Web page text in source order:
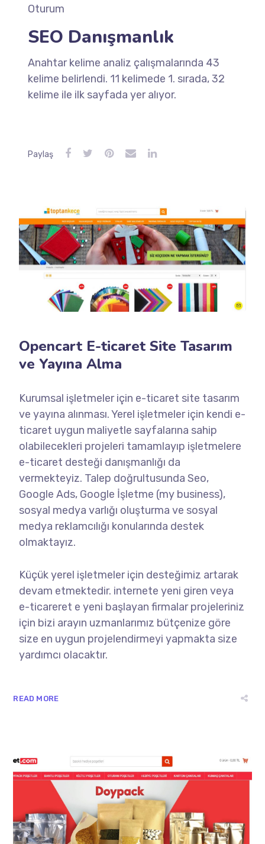
Oturum
SEO Danışmanlık
Anahtar kelime analiz çalışmalarında 43
kelime belirlendi. 11 kelimede 1. sırada, 32
kelime ile ilk sayfada yer alıyor.
Paylaş
Opencart E-ticaret Site Tasarım
ve Yayına Alma
Kurumsal işletmeler için e-ticaret site tasarım
ve yayına alınması. Yerel işletmeler için kendi e-
ticaret uygun maliyetle sayfalarına sahip
olabilecekleri projeleri tamamlayıp işletmelere
e-ticaret desteği danışmanlığı da
vermekteyiz. Talep doğrultusunda Seo,
Google Ads, Google İşletme (my business),
sosyal medya varlığı oluşturma ve sosyal
medya reklamcılığı konularında destek
olmaktayız.
Küçük yerel işletmeler için desteğimiz artarak
devam etmektedir. internete yeni giren veya
e-ticareret e yeni başlayan firmalar projeleriniz
için bizi arayın uzmanlarımız bütçenize göre
size en uygun projelendirmeyi yapmakta size
yardımcı olacaktır.
READ MORE